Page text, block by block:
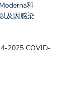
和
及因感染
2025 COVID-